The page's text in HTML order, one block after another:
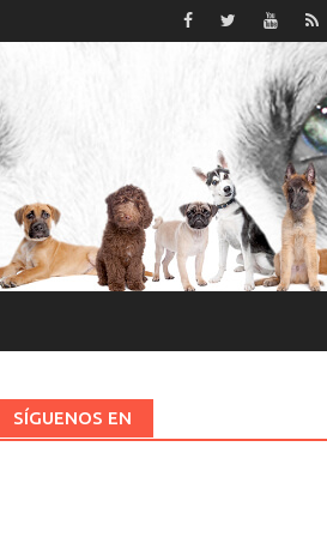
SÍGUENOS EN